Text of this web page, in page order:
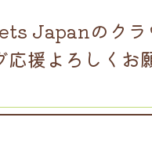
Japanのクラ
応援よろしくお